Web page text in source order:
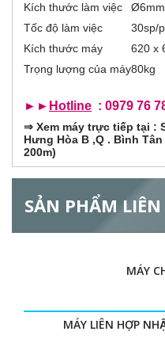
n
a
đ
ộ
n
g
Kích thước làm việc
Tốc độ làm việc
30sp/p
Kích thước máy
620 x
Trọng lượng của máy80kg
►► Hotline : 0979 76
⇒ Xem máy trực tiếp tại :
Hưng Hòa B ,Q . Bình
200m)
SẢN PHẨM
MÁY
MÁY LIÊN HỢP